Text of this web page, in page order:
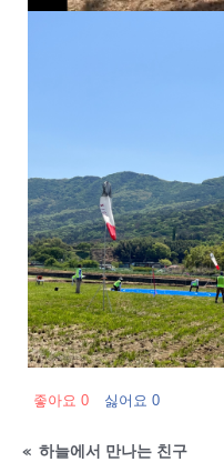
좋아요 0 싫어요 0
« 하늘에서 만나는 친구